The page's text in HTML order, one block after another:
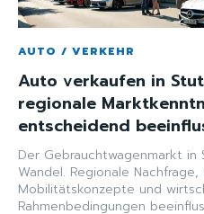
AUTO / VERKEHR
Auto verkaufen in
regionale
entscheidend
Der Gebrauchtwagenmarkt
Wandel. Regionale
Mobilitätskonzepte und
Rahmenbedingungen